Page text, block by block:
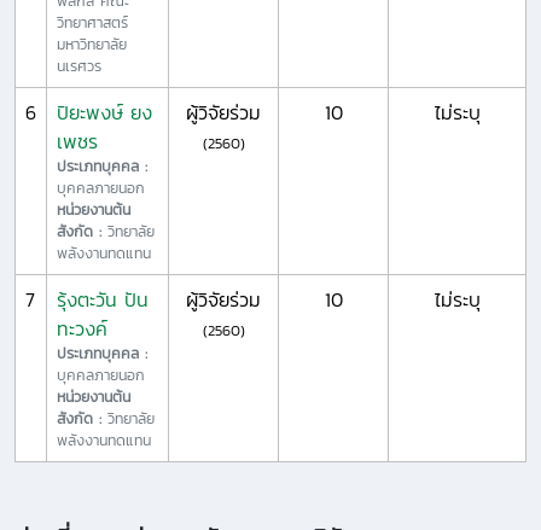
วิทยาศาสตร์
มหาวิทยาลัย
นเรศวร
6
ปิยะพงษ์ ยง
เพชร
ประเภทบุคคล :
บุคคลภายนอก
หน่วยงานต้น
สังกัด : วิทยาลัย
พลังงานทดแทน
ผู้วิจัยร่วม
(2560)
10 ไม่ระบุ
7
รุ้งตะวัน ปัน
ทะวงค์
ประเภทบุคคล :
บุคคลภายนอก
หน่วยงานต้น
สังกัด : วิทยาลัย
พลังงานทดแทน
ผู้วิจัยร่วม
(2560)
10 ไม่ระบุ